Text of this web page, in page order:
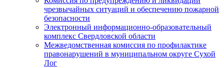
чрезвычайных ситуаций и обеспечению пожарной
безопасности
Электронный информационно-образовательный
комплекс Cвердловской области
Межведомственная комиссия по профилактике
правонарушений в муниципальном округе Сухой
Лог